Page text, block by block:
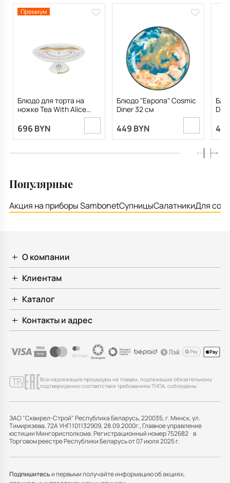
Премиум
Блюдо для торта на
ножке Tea With Alice
696 BYN
Блюдо "Европа" Cosmic
Diner 32 см
449 BYN
Популярные
Акция на приборы SambonetСупницыСалатникиДля
О компании
Клиентам
Каталог
Контакты и адрес
Все надлежащие процедуры на товары, подлежащие обязательному
подтверждению соответствия требованиям ТНПА, соблюдены
ЗАО "Сквирел-Строй" Республика Беларусь, 220035, г. Минск, ул.
Тимирязева, 72А УНП 101132909, 28.09.2000г., Главное управление
юстиции Мингорисполкома. Регистрационный номер 752682 в
Торговом реестре Республики Беларусь от 07 июля 2025 г.
Подпишитесьи первыми получайте информацию об акциях,